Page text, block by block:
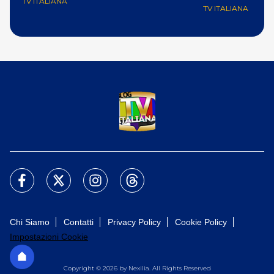
TV ITALIANA
Chi Siamo Contatti Privacy Policy
Cookie Policy
Impostazioni Cookie
Copyright © 2026 by Nexilia. All Rights Reserved